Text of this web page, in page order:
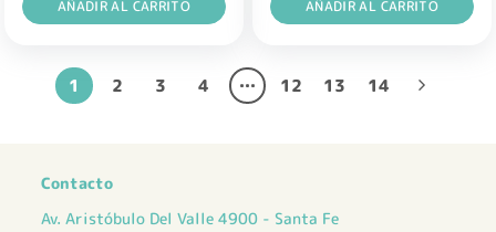
AÑADIR AL CARRITO AÑADIR AL CARRITO
1 2 3 4 … 12 13 14
Contacto
Av. Aristóbulo Del Valle 4900 - Santa Fe